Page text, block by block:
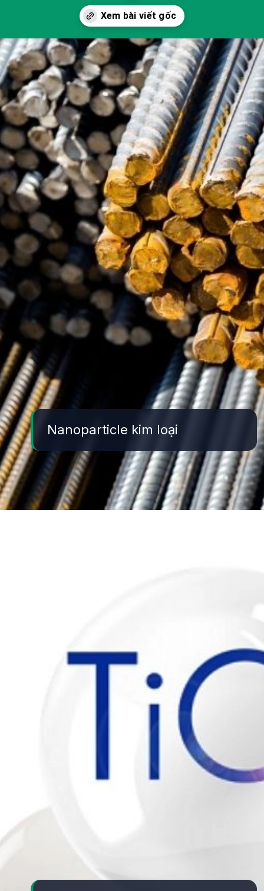
Đang mở https://yeukhoahoc.edu.vn/vat-lieu-nano-kim-loai
Nanoparticle kim loại